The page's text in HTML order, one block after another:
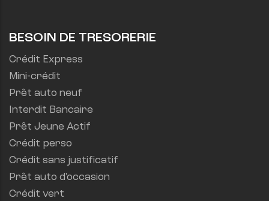
BESOIN DE TRESORERIE
Crédit Express
Mini-crédit
Prêt auto neuf
Interdit Bancaire
Prêt Jeune Actif
Crédit perso
Crédit sans justificatif
Prêt auto d'occasion
Crédit vert